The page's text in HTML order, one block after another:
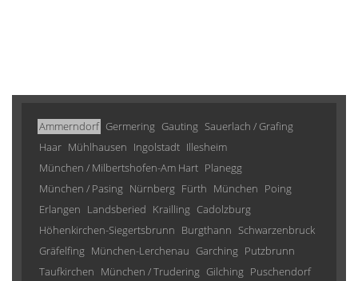
Ammerndorf Germering Gauting Sauerlach / Grafing
Haar Mühlhausen Ingolstadt Illesheim
München / Milbertshofen-Am Hart Planegg
München / Pasing Nürnberg Fürth München Poing
Erlangen Landsberied Krailling Cadolzburg
Höhenkirchen-Siegertsbrunn Burgthann Schwarzenbruck
Gräfelfing München-Lerchenau Garching Putzbrunn
Taufkirchen München / Trudering Gilching Puschendorf